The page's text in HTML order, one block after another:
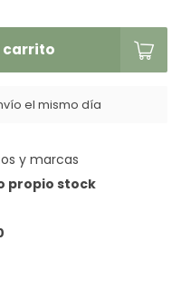
carrito
el mismo día
y marcas
propio stock